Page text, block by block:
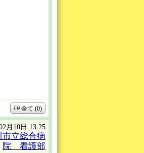
全て (0)
月10日 13:25
市立総合病
院 看護部